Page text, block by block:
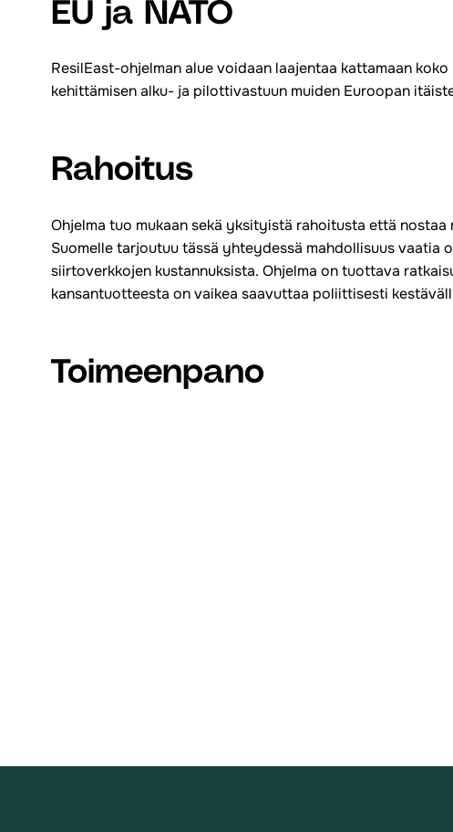
EU ja NATO
ResilEast-ohjelman alue voidaan laajentaa kattamaan
kehittämisen alku- ja pilottivastuun muiden Euroopan
Rahoitus
Ohjelma tuo mukaan sekä yksityistä rahoitusta että
Suomelle tarjoutuu tässä yhteydessä mahdollisuus vaatia
siirtoverkkojen kustannuksista. Ohjelma on tuottava
kansantuotteesta on vaikea saavuttaa poliittisesti
Toimeenpano